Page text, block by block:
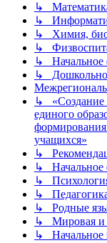
↳
↳
↳ Химия,
↳
↳ Начальное
↳
↳ «Создание
единого
учащихся»
↳
↳ Начальное
↳
↳
↳ Родные
↳ Мировая и
↳ Начальное